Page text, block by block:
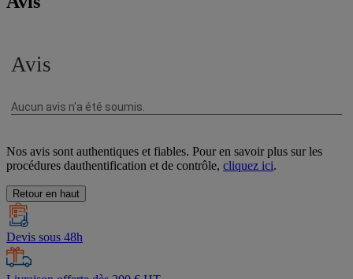
Nos avis sont authentiques et fiables. Pour en savoir plus sur les
procédures dauthentification et de contrôle, cliquez ici.
Retour en haut
Devis sous 48h